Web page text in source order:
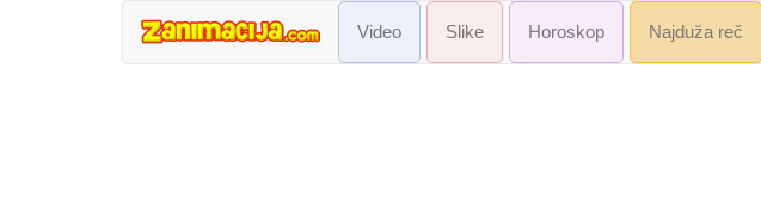
Video Slike Horoskop Najduža reč